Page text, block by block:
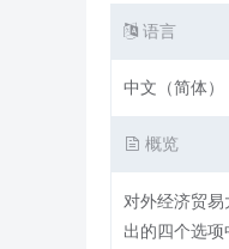
语言
中文（简体）
概览
对外经济贸易大学远程教育学院 《大学语文》 期中测验
出的四个选